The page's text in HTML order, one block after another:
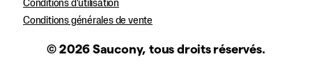
Conditions d'utilisation
Conditions générales de vente
© 2026 Saucony, tous droits réservés.